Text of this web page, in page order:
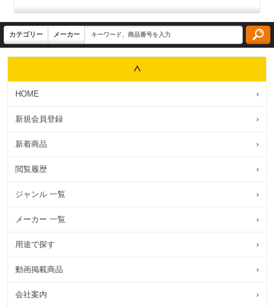
HOME ›
新規会員登録 ›
新着商品 ›
閲覧履歴 ›
ジャンル 一覧 ›
メーカー 一覧 ›
用途で探す ›
動画掲載商品 ›
会社案内 ›